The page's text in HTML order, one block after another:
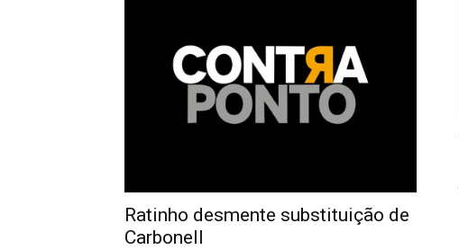
Ratinho desmente substituição de
Carbonell